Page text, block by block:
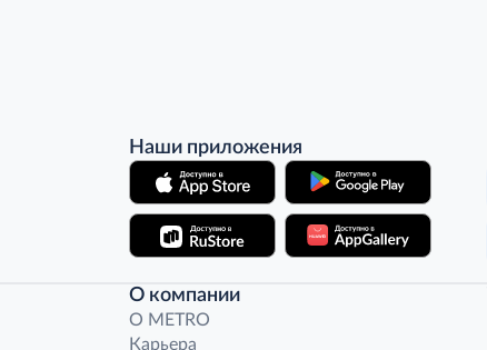
Наши приложения
О компании
O METRO
Карьера